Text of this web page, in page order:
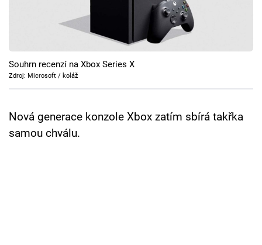
Pořady
Sledujte prima+
Souhrn recenzí na Xbox Series X
Zdroj: Microsoft / koláž
Nová generace konzole Xbox zatím sbírá takřka
samou chválu.